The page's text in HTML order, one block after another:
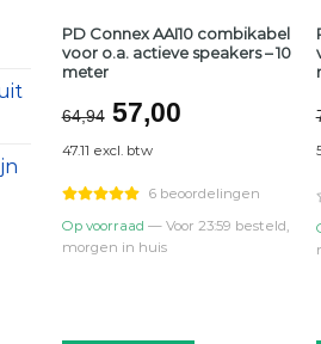
PD Connex AAI10 combikabel
voor o.a. actieve speakers – 10
meter
64,94
prijs
was:
€64,94.
57,00Huidige
€57,00.
47.11 excl. btw
6 beoordelingen
Op voorraad — Voor 23:59 besteld,
morgen in huis